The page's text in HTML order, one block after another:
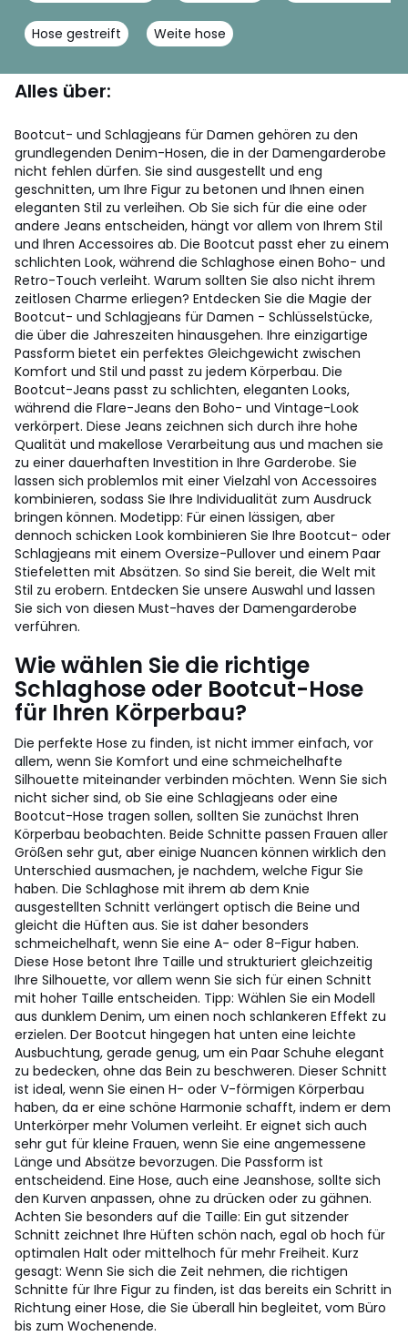
Hose gestreift Weite hose
Alles über:
Bootcut- und Schlagjeans für Damen gehören zu den
grundlegenden Denim-Hosen, die in der Damengarderobe
nicht fehlen dürfen. Sie sind ausgestellt und eng
geschnitten, um Ihre Figur zu betonen und Ihnen einen
eleganten Stil zu verleihen. Ob Sie sich für die eine oder
andere Jeans entscheiden, hängt vor allem von Ihrem Stil
und Ihren Accessoires ab. Die Bootcut passt eher zu einem
schlichten Look, während die Schlaghose einen Boho- und
Retro-Touch verleiht. Warum sollten Sie also nicht ihrem
zeitlosen Charme erliegen? Entdecken Sie die Magie der
Bootcut- und Schlagjeans für Damen - Schlüsselstücke,
die über die Jahreszeiten hinausgehen. Ihre einzigartige
Passform bietet ein perfektes Gleichgewicht zwischen
Komfort und Stil und passt zu jedem Körperbau. Die
Bootcut-Jeans passt zu schlichten, eleganten Looks,
während die Flare-Jeans den Boho- und Vintage-Look
verkörpert. Diese Jeans zeichnen sich durch ihre hohe
Qualität und makellose Verarbeitung aus und machen sie
zu einer dauerhaften Investition in Ihre Garderobe. Sie
lassen sich problemlos mit einer Vielzahl von Accessoires
kombinieren, sodass Sie Ihre Individualität zum Ausdruck
bringen können. Modetipp: Für einen lässigen, aber
dennoch schicken Look kombinieren Sie Ihre Bootcut- oder
Schlagjeans mit einem Oversize-Pullover und einem Paar
Stiefeletten mit Absätzen. So sind Sie bereit, die Welt mit
Stil zu erobern. Entdecken Sie unsere Auswahl und lassen
Sie sich von diesen Must-haves der Damengarderobe
verführen.
Wie wählen Sie die richtige
Schlaghose oder Bootcut-Hose
für Ihren Körperbau?
Die perfekte Hose zu finden, ist nicht immer einfach, vor
allem, wenn Sie Komfort und eine schmeichelhafte
Silhouette miteinander verbinden möchten. Wenn Sie sich
nicht sicher sind, ob Sie eine Schlagjeans oder eine
Bootcut-Hose tragen sollen, sollten Sie zunächst Ihren
Körperbau beobachten. Beide Schnitte passen Frauen aller
Größen sehr gut, aber einige Nuancen können wirklich den
Unterschied ausmachen, je nachdem, welche Figur Sie
haben. Die Schlaghose mit ihrem ab dem Knie
ausgestellten Schnitt verlängert optisch die Beine und
gleicht die Hüften aus. Sie ist daher besonders
schmeichelhaft, wenn Sie eine A- oder 8-Figur haben.
Diese Hose betont Ihre Taille und strukturiert gleichzeitig
Ihre Silhouette, vor allem wenn Sie sich für einen Schnitt
mit hoher Taille entscheiden. Tipp: Wählen Sie ein Modell
aus dunklem Denim, um einen noch schlankeren Effekt zu
erzielen. Der Bootcut hingegen hat unten eine leichte
Ausbuchtung, gerade genug, um ein Paar Schuhe elegant
zu bedecken, ohne das Bein zu beschweren. Dieser Schnitt
ist ideal, wenn Sie einen H- oder V-förmigen Körperbau
haben, da er eine schöne Harmonie schafft, indem er dem
Unterkörper mehr Volumen verleiht. Er eignet sich auch
sehr gut für kleine Frauen, wenn Sie eine angemessene
Länge und Absätze bevorzugen. Die Passform ist
entscheidend. Eine Hose, auch eine Jeanshose, sollte sich
den Kurven anpassen, ohne zu drücken oder zu gähnen.
Achten Sie besonders auf die Taille: Ein gut sitzender
Schnitt zeichnet Ihre Hüften schön nach, egal ob hoch für
optimalen Halt oder mittelhoch für mehr Freiheit. Kurz
gesagt: Wenn Sie sich die Zeit nehmen, die richtigen
Schnitte für Ihre Figur zu finden, ist das bereits ein Schritt in
Richtung einer Hose, die Sie überall hin begleitet, vom Büro
bis zum Wochenende.